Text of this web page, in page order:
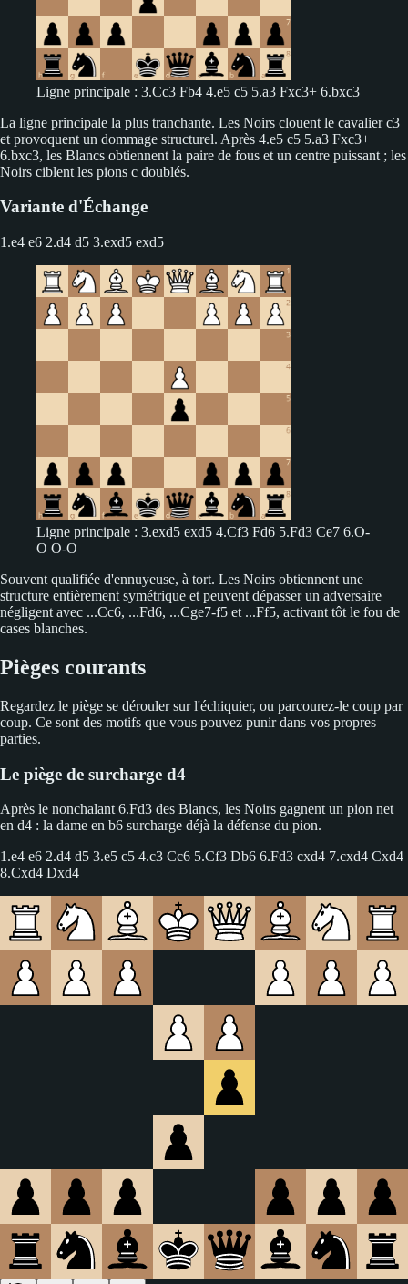
Ligne principale : 3.Cc3 Fb4 4.e5 c5 5.a3 Fxc3+ 6.bxc3
La ligne principale la plus tranchante. Les Noirs clouent le cavalier c3
et provoquent un dommage structurel. Après 4.e5 c5 5.a3 Fxc3+
6.bxc3, les Blancs obtiennent la paire de fous et un centre puissant ; les
Noirs ciblent les pions c doublés.
Variante d'Échange
1.e4 e6 2.d4 d5 3.exd5 exd5
Ligne principale : 3.exd5 exd5 4.Cf3 Fd6 5.Fd3 Ce7 6.O-
O O-O
Souvent qualifiée d'ennuyeuse, à tort. Les Noirs obtiennent une
structure entièrement symétrique et peuvent dépasser un adversaire
négligent avec ...Cc6, ...Fd6, ...Cge7-f5 et ...Ff5, activant tôt le fou de
cases blanches.
Pièges courants
Regardez le piège se dérouler sur l'échiquier, ou parcourez-le coup par
coup. Ce sont des motifs que vous pouvez punir dans vos propres
parties.
Le piège de surcharge d4
Après le nonchalant 6.Fd3 des Blancs, les Noirs gagnent un pion net
en d4 : la dame en b6 surcharge déjà la défense du pion.
1.e4 e6 2.d4 d5 3.e5 c5 4.c3 Cc6 5.Cf3 Db6 6.Fd3 cxd4 7.cxd4 Cxd4
8.Cxd4 Dxd4